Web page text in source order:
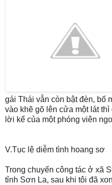
gái Thái vẫn còn bật đèn, bố
vào khẽ gõ lên cửa một lát
lời kể của một phóng viên
V.Tục lệ diễm tình hoang sơ
Trong chuyến công tác ở xã
tỉnh Sơn La, sau khi tôi đã